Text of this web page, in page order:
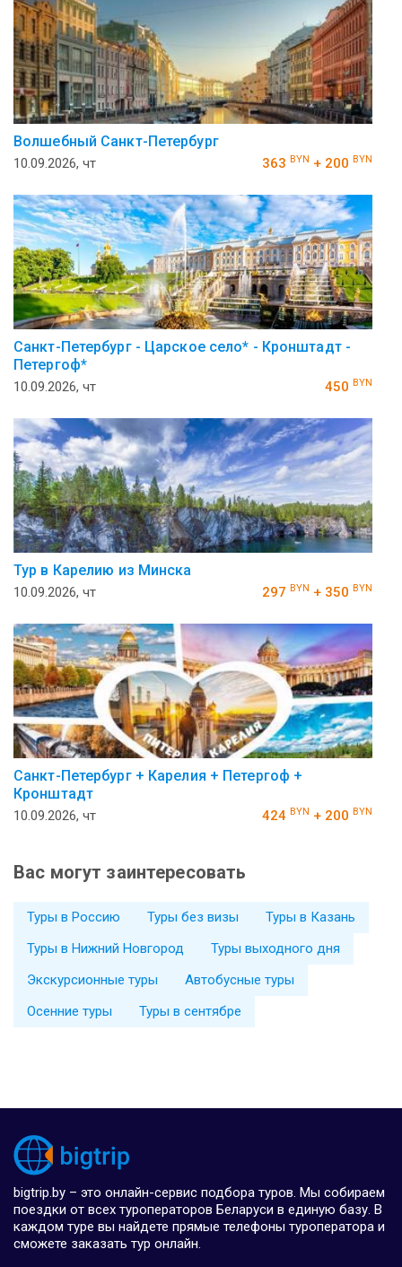
Волшебный Санкт-Петербург
10.09.2026, чт 363 BYN + 200 BYN
Санкт-Петербург - Царское село* - Кронштадт -
Петергоф*
10.09.2026, чт 450 BYN
Тур в Карелию из Минска
10.09.2026, чт 297 BYN + 350 BYN
Санкт-Петербург + Карелия + Петергоф +
Кронштадт
10.09.2026, чт 424 BYN + 200 BYN
Вас могут заинтересовать
Туры в Россию Туры без визы
Туры в Казань
Туры в Нижний Новгород
Туры выходного дня
Экскурсионные туры
Автобусные туры
Осенние туры
Туры в сентябре
bigtrip.by – это онлайн-сервис подбора туров. Мы собираем
поездки от всех туроператоров Беларуси в единую базу. В
каждом туре вы найдете прямые телефоны туроператора и
сможете заказать тур онлайн.